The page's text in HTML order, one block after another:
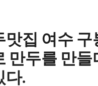
맛집 여수 구
만두를 만들
다.